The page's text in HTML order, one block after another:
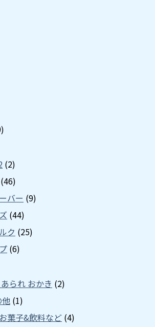
(2)
(46)
バー (9)
(44)
ク (25)
(6)
られ おかき (2)
(1)
菓子&飲料など (4)